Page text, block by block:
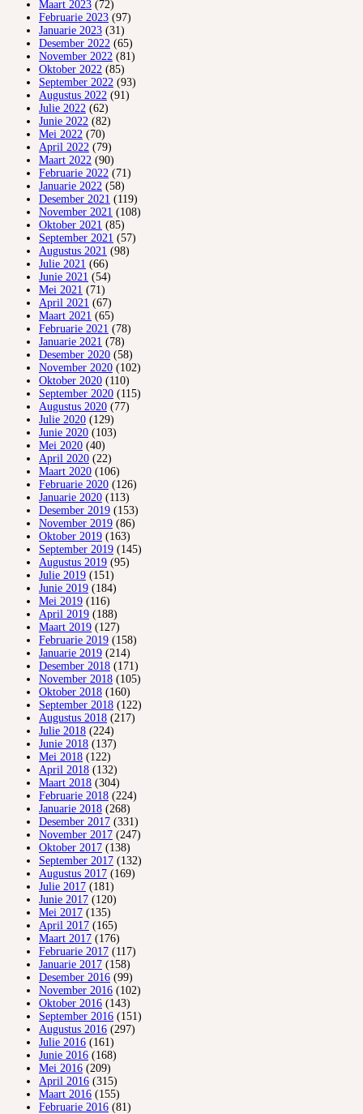
Maart 2023 (72)
Februarie 2023 (97)
Januarie 2023 (31)
Desember 2022 (65)
November 2022 (81)
Oktober 2022 (85)
September 2022 (93)
Augustus 2022 (91)
Julie 2022 (62)
Junie 2022 (82)
Mei 2022 (70)
April 2022 (79)
Maart 2022 (90)
Februarie 2022 (71)
Januarie 2022 (58)
Desember 2021 (119)
November 2021 (108)
Oktober 2021 (85)
September 2021 (57)
Augustus 2021 (98)
Julie 2021 (66)
Junie 2021 (54)
Mei 2021 (71)
April 2021 (67)
Maart 2021 (65)
Februarie 2021 (78)
Januarie 2021 (78)
Desember 2020 (58)
November 2020 (102)
Oktober 2020 (110)
September 2020 (115)
Augustus 2020 (77)
Julie 2020 (129)
Junie 2020 (103)
Mei 2020 (40)
April 2020 (22)
Maart 2020 (106)
Februarie 2020 (126)
Januarie 2020 (113)
Desember 2019 (153)
November 2019 (86)
Oktober 2019 (163)
September 2019 (145)
Augustus 2019 (95)
Julie 2019 (151)
Junie 2019 (184)
Mei 2019 (116)
April 2019 (188)
Maart 2019 (127)
Februarie 2019 (158)
Januarie 2019 (214)
Desember 2018 (171)
November 2018 (105)
Oktober 2018 (160)
September 2018 (122)
Augustus 2018 (217)
Julie 2018 (224)
Junie 2018 (137)
Mei 2018 (122)
April 2018 (132)
Maart 2018 (304)
Februarie 2018 (224)
Januarie 2018 (268)
Desember 2017 (331)
November 2017 (247)
Oktober 2017 (138)
September 2017 (132)
Augustus 2017 (169)
Julie 2017 (181)
Junie 2017 (120)
Mei 2017 (135)
April 2017 (165)
Maart 2017 (176)
Februarie 2017 (117)
Januarie 2017 (158)
Desember 2016 (99)
November 2016 (102)
Oktober 2016 (143)
September 2016 (151)
Augustus 2016 (297)
Julie 2016 (161)
Junie 2016 (168)
Mei 2016 (209)
April 2016 (315)
Maart 2016 (155)
Februarie 2016 (81)